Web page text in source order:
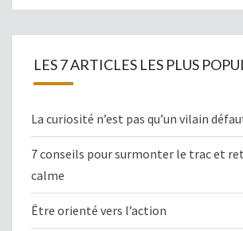
LES 7 ARTICLES LES PLUS
La curiosité n’est pas qu’un vilain
7 conseils pour surmonter le trac et
calme
Être orienté vers l’action